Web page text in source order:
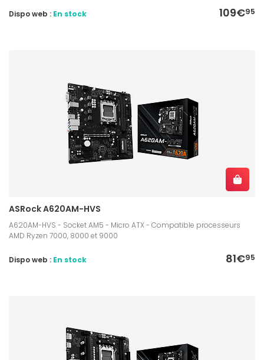
109€95
Dispo web : En stock
ASRock A620AM-HVS
A620AM-HVS - Socket AM5 - Micro ATX - Compatible processeurs
AMD Ryzen 7000, 8000 et 9000
81€95
Dispo web : En stock